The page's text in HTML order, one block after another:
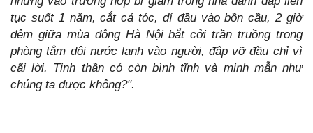
tục suốt 1 năm, cắt cả tóc, dí đầu vào bồn cầu, 2 giờ
đêm giữa mùa đông Hà Nội bắt cởi trần truồng trong
phòng tắm dội nước lạnh vào người, đập vỡ đầu chỉ vì
cãi lời. Tinh thần có còn bình tĩnh và minh mẫn như
chúng ta được không?".